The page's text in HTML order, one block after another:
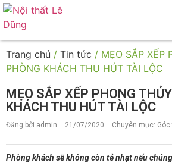
Trang chủ / Tin tức / MẸO SẮP XẾP
PHÒNG KHÁCH THU HÚT TÀI LỘC
MẸO SẮP XẾP PHONG
KHÁCH THU HÚT TÀI LỘC
Đăng bởi admin 21/07/2020 Chuyên mục: Góc
Phòng khách sẽ không còn tẻ nhạt nếu